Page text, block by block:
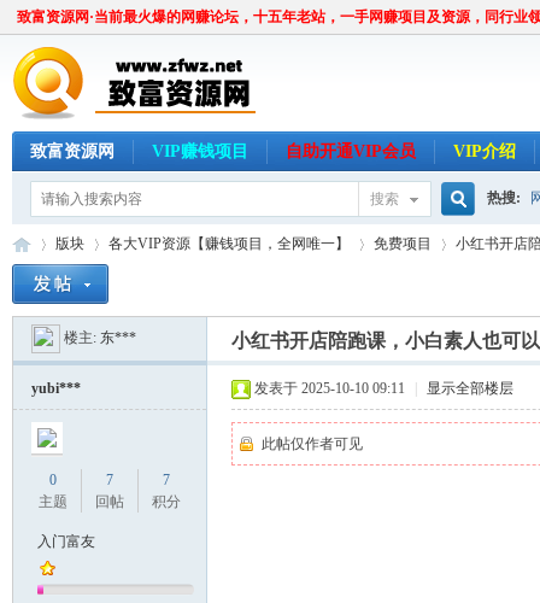
致富资源网·当前最火爆的网赚论坛，十五年老站，一手网赚项目及资源，同行业
致富资源网 VIP赚钱项目 自助开通VIP会员 VIP介绍
搜索
搜
索
热搜:
»
版块
›
各大VIP资源【赚钱项目，全网唯一】
›
免费项目
›
小红书开店
楼主: 东*** 小红书开店陪跑课，小白素人也可
yubi***
0
主题
7
回帖
7
积分
入门富友
发表于 2025-10-10 09:11 显示全部楼层
此帖仅作者可见